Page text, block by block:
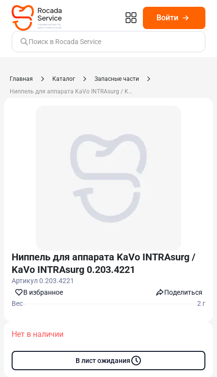
Войти
Поиск в Rocada Service
Главная Каталог
Запасные части
Ниппель для аппарата KaVo INTRAsurg / KaVo INTRAsurg 0.203.4221
Ниппель для аппарата KaVo INTRAsurg /
KaVo INTRAsurg 0.203.4221
Артикул 0.203.4221
В избранноe
Поделиться
Вес
2 г
Нет в наличии
В лист ожидания